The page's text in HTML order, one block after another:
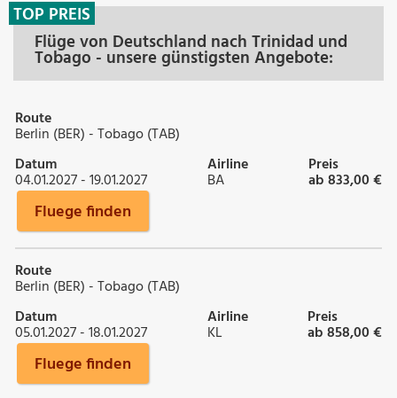
Flüge von Deutschland nach Trinidad und
Tobago - unsere günstigsten Angebote:
TOP PREIS
Route
Berlin (BER) - Tobago (TAB)
Datum
04.01.2027 - 19.01.2027
Airline
BA
Preis
ab 833,00 €
Fluege finden
Route
Berlin (BER) - Tobago (TAB)
Datum
05.01.2027 - 18.01.2027
Airline
KL
Preis
ab 858,00 €
Fluege finden